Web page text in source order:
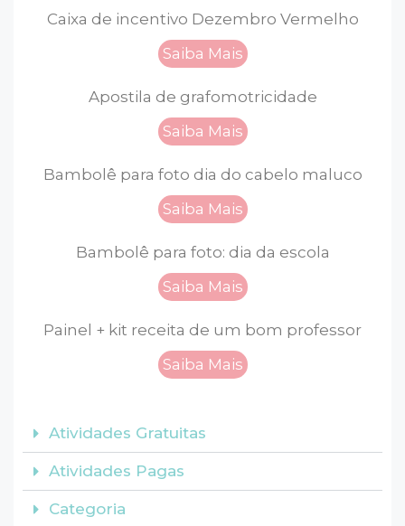
Caixa de incentivo Dezembro Vermelho
Saiba Mais
Apostila de grafomotricidade
Saiba Mais
Bambolê para foto dia do cabelo maluco
Saiba Mais
Bambolê para foto: dia da escola
Saiba Mais
Painel + kit receita de um bom professor
Saiba Mais
Atividades Gratuitas
Atividades Pagas
Categoria